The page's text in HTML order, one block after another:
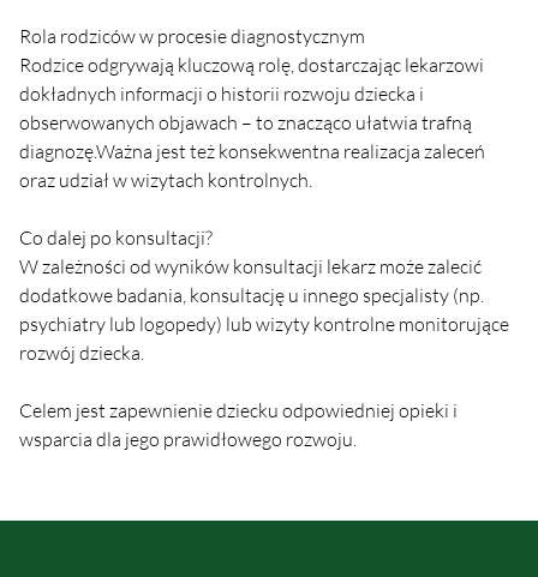
Rola rodziców w procesie diagnostycznym
Rodzice odgrywają kluczową rolę, dostarczając lekarzowi
dokładnych informacji o historii rozwoju dziecka i
obserwowanych objawach – to znacząco ułatwia trafną
diagnozę.Ważna jest też konsekwentna realizacja zaleceń
oraz udział w wizytach kontrolnych.
Co dalej po konsultacji?
W zależności od wyników konsultacji lekarz może zalecić
dodatkowe badania, konsultację u innego specjalisty (np.
psychiatry lub logopedy) lub wizyty kontrolne monitorujące
rozwój dziecka.
Celem jest zapewnienie dziecku odpowiedniej opieki i
wsparcia dla jego prawidłowego rozwoju.